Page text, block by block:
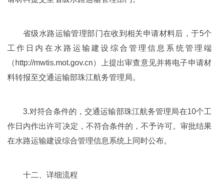
省级水路运输管理部门在收到相关申请材料后，于5个
工作日内在水路运输建设综合管理信息系统管理端
（http://mwtis.mot.gov.cn）上提出审查意见并将电子申请材
料转报至交通运输部珠江航务管理局。
3.对符合条件的，交通运输部珠江航务管理局在10个工
作日内作出许可决定，不符合条件的，不予许可。审批结果
在水路运输建设综合管理信息系统上同时公布。
十二、详细流程